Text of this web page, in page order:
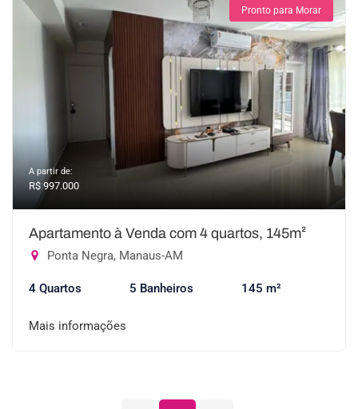
Pronto para Morar
A partir de:
R$ 997.000
Apartamento à Venda com 4 quartos, 145m²
Ponta Negra, Manaus-AM
4 Quartos 5 Banheiros 145 m²
Mais informações